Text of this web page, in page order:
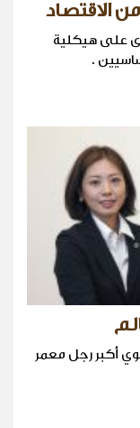
الاقتصاد
على هيكلية
.
أكبر رجل معمر